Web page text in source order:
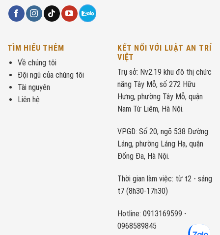
TÌM HIỂU THÊM
Về chúng tôi
Đội ngũ của chúng tôi
Tài nguyên
Liên hệ
KẾT NỐI VỚI LUẬT AN TRÍ
VIỆT
Trụ sở: Nv2.19 khu đô thị chức
năng Tây Mỗ, số 272 Hữu
Hưng, phường Tây Mỗ, quận
Nam Từ Liêm, Hà Nội.
VPGD: Số 20, ngõ 538 Đường
Láng, phường Láng Hạ, quận
Đống Đa, Hà Nội.
Thời gian làm việc: từ t2 - sáng
t7 (8h30-17h30)
Hotline: 0913169599 -
0968589845